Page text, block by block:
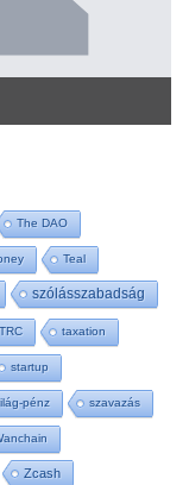
The DAO
Teal
szólásszabadság
taxation
startup
pénz szavazás
Zcash